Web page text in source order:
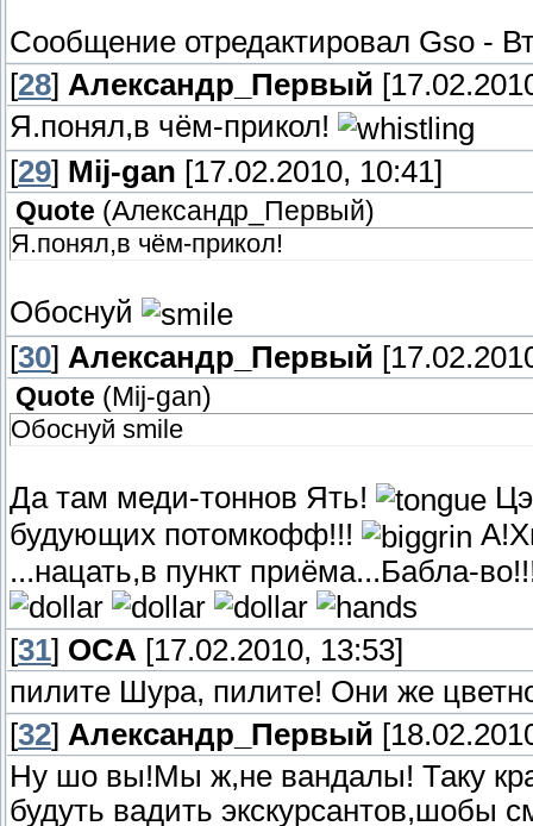
Сообщение отредактировал Gso -
[28] Александр_Первый
Я.понял,в чём-прикол!
[29] Mij-gan [17.02.2010, 10:41]
Quote (Александр_Первый)
Я.понял,в чём-прикол!
Обоснуй
[30] Александр_Первый
Quote (Mij-gan)
Обоснуй smile
Да там меди-тоннов Ять!
будующих потомкофф!!!
...нацать,в пункт приёма...Бабла-
[31] OCA [17.02.2010, 13:53]
пилите Шура, пилите! Они же
[32] Александр_Первый
Ну шо вы!Мы ж,не вандалы! Таку
будуть вадить экскурсантов,шобы